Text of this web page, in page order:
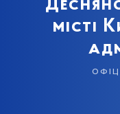
місті